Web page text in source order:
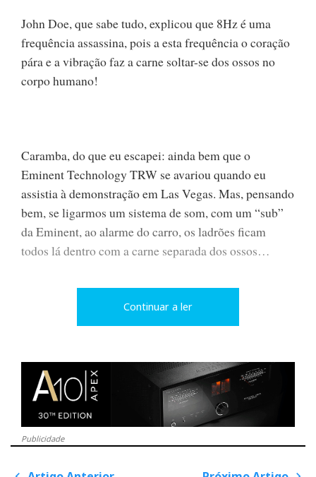
John Doe, que sabe tudo, explicou que 8Hz é uma
frequência assassina, pois a esta frequência o coração
pára e a vibração faz a carne soltar-se dos ossos no
corpo humano!
Caramba, do que eu escapei: ainda bem que o
Eminent Technology TRW se avariou quando eu
assistia à demonstração em Las Vegas. Mas, pensando
bem, se ligarmos um sistema de som, com um “sub”
da Eminent, ao alarme do carro, os ladrões ficam
todos lá dentro com a carne separada dos ossos…
Tal como já se adivinhava naCES 2006, 1080p é o
número mágico. A Hitachi vai exibir de novo o seu
superplasma de 60 polegadas 1920 x 1080, a melhor
Continuar a ler
Publicidade